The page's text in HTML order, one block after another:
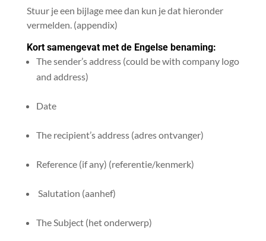
Stuur je een bijlage mee dan kun je dat hieronder
vermelden. (appendix)
Kort samengevat met de Engelse benaming:
The sender’s address (could be with company logo
and address)
Date
The recipient’s address (adres ontvanger)
Reference (if any) (referentie/kenmerk)
Salutation (aanhef)
The Subject (het onderwerp)